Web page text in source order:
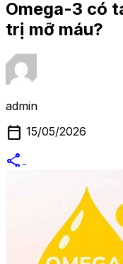
Omega-3 có
trị mỡ máu?
admin
calendar_today 15/05/2026
share